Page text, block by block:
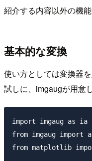
紹介する内容以外の機
基本的な変換
使い方としては変換器
試しに、imgaugが用意
import imgaug as ia
from imgaug import
from matplotlib